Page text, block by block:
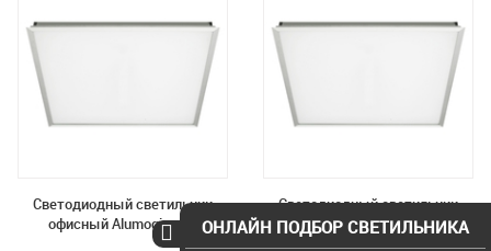
Светодиодный светильник
офисный Alumogips-50
Светодиодный светильник
офисный Alumogips-50 IP54
ОНЛАЙН ПОДБОР СВЕТИЛЬНИКА